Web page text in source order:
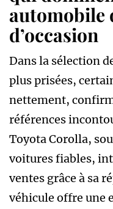
automobile
d’occasion
Dans la sélection
plus prisées,
nettement,
références
Toyota Corolla,
voitures fiables,
ventes grâce à sa
véhicule offre une